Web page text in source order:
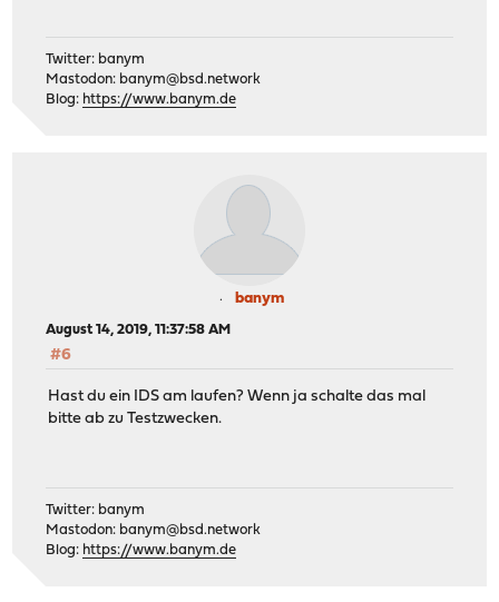
Twitter: banym
Mastodon: banym@bsd.network
Blog: https://www.banym.de
banym
August 14, 2019, 11:37:58 AM
#6
Hast du ein IDS am laufen? Wenn ja schalte das mal
bitte ab zu Testzwecken.
Twitter: banym
Mastodon: banym@bsd.network
Blog: https://www.banym.de